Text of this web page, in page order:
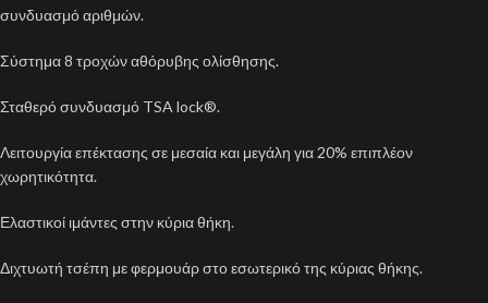
συνδυασμό αριθμών.
Σύστημα 8 τροχών αθόρυβης ολίσθησης.
Σταθερό συνδυασμό TSA lock®.
Λειτουργία επέκτασης σε μεσαία και μεγάλη για 20% επιπλέον
χωρητικότητα.
Ελαστικοί ιμάντες στην κύρια θήκη.
Διχτυωτή τσέπη με φερμουάρ στο εσωτερικό της κύριας θήκης.